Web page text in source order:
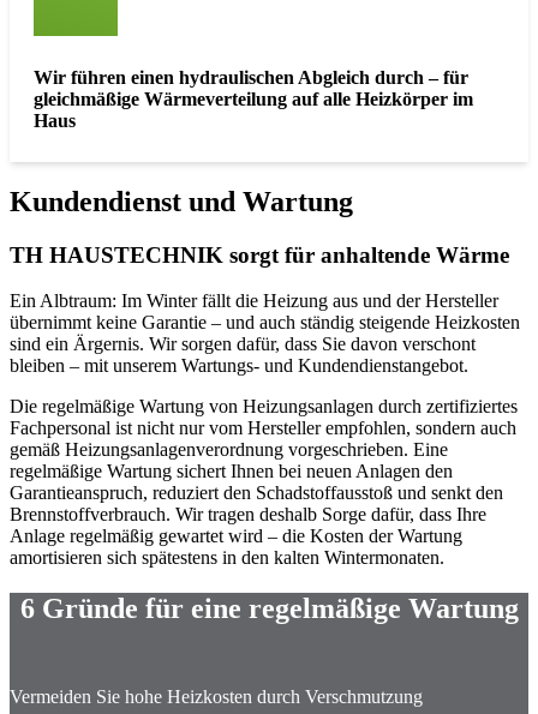
Wir führen einen hydraulischen Abgleich durch – für
gleichmäßige Wärmeverteilung auf alle Heizkörper im
Haus
Kundendienst und Wartung
TH HAUSTECHNIK sorgt für anhaltende Wärme
Ein Albtraum: Im Winter fällt die Heizung aus und der Hersteller
übernimmt keine Garantie – und auch ständig steigende Heizkosten
sind ein Ärgernis. Wir sorgen dafür, dass Sie davon verschont
bleiben – mit unserem Wartungs- und Kundendienstangebot.
Die regelmäßige Wartung von Heizungsanlagen durch zertifiziertes
Fachpersonal ist nicht nur vom Hersteller empfohlen, sondern auch
gemäß Heizungsanlagenverordnung vorgeschrieben. Eine
regelmäßige Wartung sichert Ihnen bei neuen Anlagen den
Garantieanspruch, reduziert den Schadstoffausstoß und senkt den
Brennstoffverbrauch. Wir tragen deshalb Sorge dafür, dass Ihre
Anlage regelmäßig gewartet wird – die Kosten der Wartung
amortisieren sich spätestens in den kalten Wintermonaten.
6 Gründe für eine regelmäßige Wartung
Vermeiden Sie hohe Heizkosten durch Verschmutzung